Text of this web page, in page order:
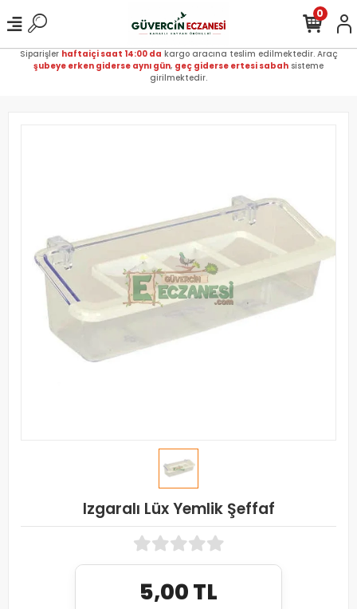
Siparişler haftaiçi saat 14:00 da kargo aracına teslim edilmektedir. Araç
şubeye erken giderse aynı gün, geç giderse ertesi sabah sisteme
girilmektedir.
0
Izgaralı Lüx Yemlik Şeffaf
5,00 TL